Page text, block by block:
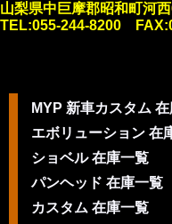
山梨県中巨摩郡昭和町河
TEL:055-244-8200
MYP 新車カスタム
エボリューション 在
ショベル 在庫一覧
パンヘッド 在庫一覧
カスタム 在庫一覧